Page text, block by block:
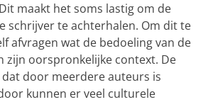
maakt het soms lastig om de
schrijver te achterhalen. Om dit te
afvragen wat de bedoeling van de
zijn oorspronkelijke context. De
dat door meerdere auteurs is
kunnen er veel culturele